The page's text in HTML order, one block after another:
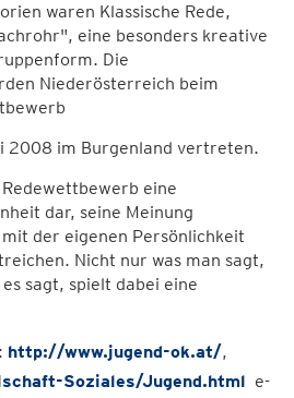
waren Klassische Rede,
eine besonders kreative
Die
Niederösterreich beim
2008 im Burgenland vertreten.
eine
dar, seine Meinung
der eigenen Persönlichkeit
Nicht nur was man sagt,
sagt, spielt dabei eine
http://www.jugend-ok.at/,
Soziales/Jugend.html e-